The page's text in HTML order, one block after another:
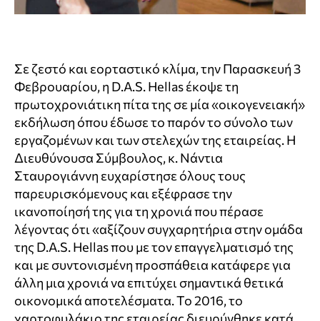
Σε ζεστό και εορταστικό κλίμα, την Παρασκευή 3
Φεβρουαρίου, η D.A.S. Hellas έκοψε τη
πρωτοχρονιάτικη πίτα της σε μία «οικογενειακή»
εκδήλωση όπου έδωσε το παρόν το σύνολο των
εργαζομένων και των στελεχών της εταιρείας. Η
Διευθύνουσα Σύμβουλος, κ. Νάντια
Σταυρογιάννη ευχαρίστησε όλους τους
παρευρισκόμενους και εξέφρασε την
ικανοποίησή της για τη χρονιά που πέρασε
λέγοντας ότι «αξίζουν συγχαρητήρια στην ομάδα
της D.A.S. Hellas που με τον επαγγελματισμό της
και με συντονισμένη προσπάθεια κατάφερε για
άλλη μια χρονιά να επιτύχει σημαντικά θετικά
οικονομικά αποτελέσματα. Το 2016, το